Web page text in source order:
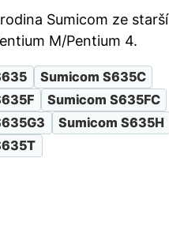
Sumicom ze starší
M/Pentium 4.
Sumicom S635C
Sumicom S635FC
Sumicom S635H